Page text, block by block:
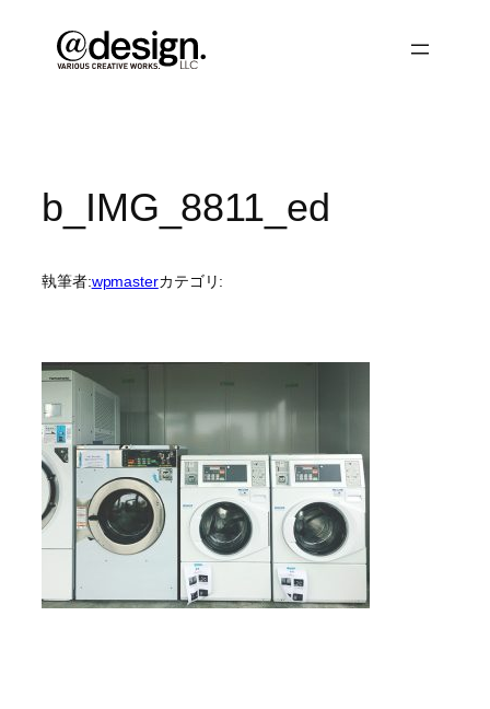
b_IMG_8811_ed
執筆者:wpmasterカテゴリ: